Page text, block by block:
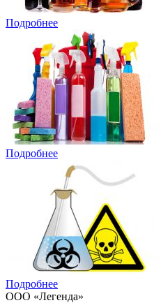
Подробнее
Подробнее
Подробнее
ООО «Легенда»